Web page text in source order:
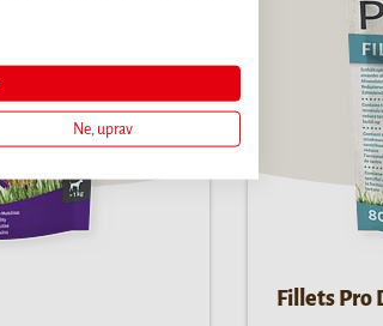
Fillets Pro
Ne, uprav